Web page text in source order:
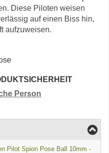
Diese Piloten weisen
auf einen Biss hin,
aufzuweisen.
Person
Pilot Spion Pose Ball 10mm -